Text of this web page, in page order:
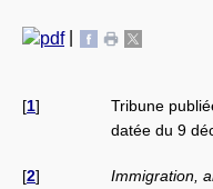
|
[1] Tribune
datée du 9
[2]
Immigration,